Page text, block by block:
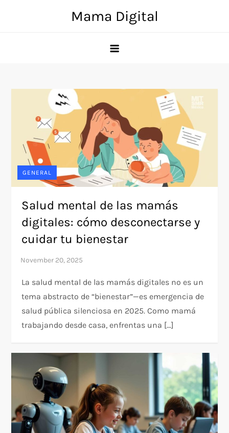
Mama Digital
GENERAL
Salud mental de las mamás
digitales: cómo desconectarse y
cuidar tu bienestar
La salud mental de las mamás digitales no es un
tema abstracto de “bienestar”—es emergencia de
salud pública silenciosa en 2025. Como mamá
trabajando desde casa, enfrentas una […]